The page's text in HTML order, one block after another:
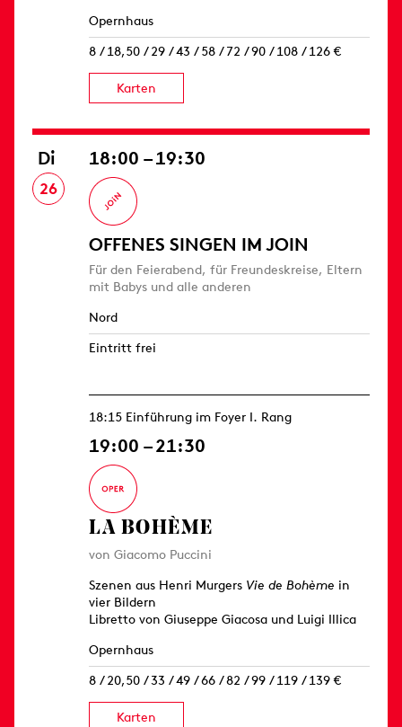
Opernhaus
8 / 18,50 / 29 / 43 / 58 / 72 / 90 / 108 / 126 €
Karten
Di
26
18:00 – 19:30
OFFENES SINGEN IM JOIN
Für den Feierabend, für Freundeskreise, Eltern
mit Babys und alle anderen
Nord
Eintritt frei
18:15 Einführung im Foyer I. Rang
19:00 – 21:30
LA BOHÈME
von Giacomo Puccini
Szenen aus Henri Murgers Vie de Bohème in
vier Bildern
Libretto von Giuseppe Giacosa und Luigi Illica
Opernhaus
8 / 20,50 / 33 / 49 / 66 / 82 / 99 / 119 / 139 €
Karten